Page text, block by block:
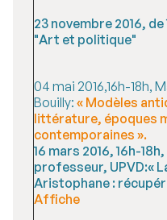
23 novembre 2016,
"Art et politique"
04 mai 2016,16h-18h,
Bouilly: « Modèles
littérature, époques
contemporaines ».
16 mars 2016, 16h-
professeur, UPVD:«
Aristophane :
Affiche